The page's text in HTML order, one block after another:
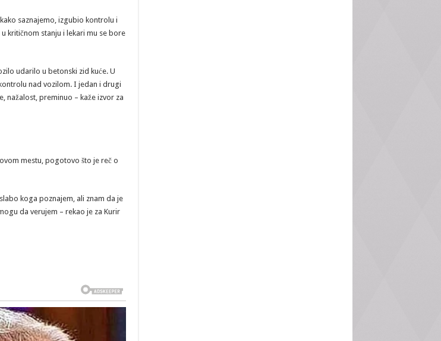
saznajemo, izgubio kontrolu i
u kritičnom stanju i lekari mu se bore
udarilo u betonski zid kuće. U
nad vozilom. I jedan i drugi
nažalost, preminuo – kaže izvor za
mestu, pogotovo što je reč o
koga poznajem, ali znam da je
da verujem – rekao je za Kurir